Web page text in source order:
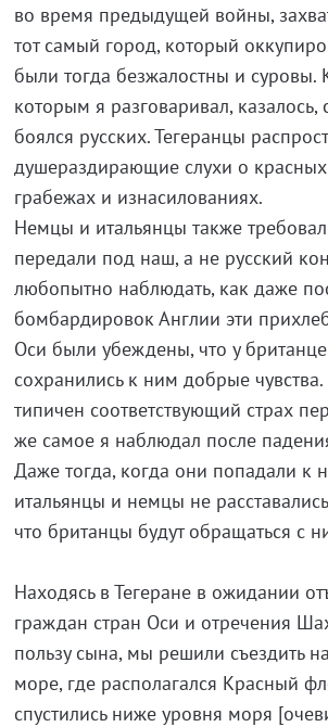
во время предыдущей войны,
тот самый город, который
были тогда безжалостны и суровы.
которым я разговаривал, казалось,
боялся русских. Тегеранцы
душераздирающие слухи о красных
грабежах и изнасилованиях.
Немцы и итальянцы также
передали под наш, а не русский
любопытно наблюдать, как даже
бомбардировок Англии эти
Оси были убеждены, что у
сохранились к ним добрые
типичен соответствующий страх
же самое я наблюдал после
Даже тогда, когда они попадали к
итальянцы и немцы не
что британцы будут обращаться с
Находясь в Тегеране в ожидании
граждан стран Оси и отречения
пользу сына, мы решили съездить
море, где располагался Красный
спустились ниже уровня моря